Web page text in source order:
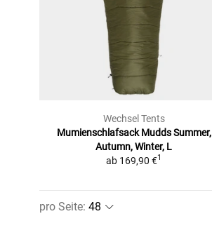
Wechsel Tents
Mumienschlafsack Mudds Summer,
Autumn, Winter, L
ab 169,90 €1
pro Seite: